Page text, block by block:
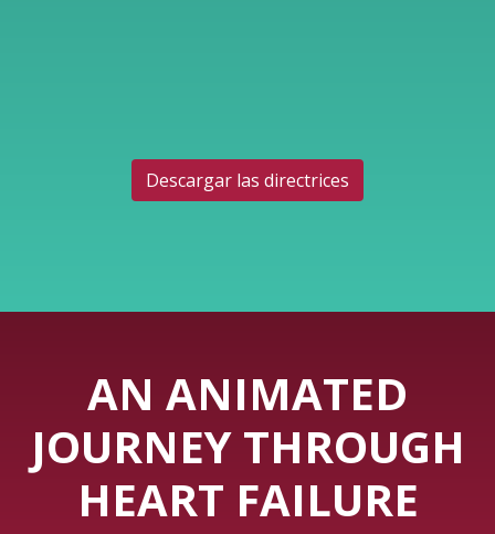
Descargar las directrices
AN ANIMATED
JOURNEY THROUGH
HEART FAILURE